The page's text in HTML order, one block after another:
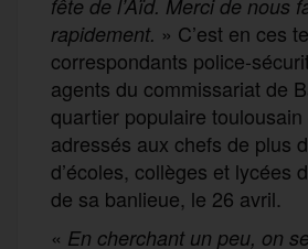
fête de l’Aïd. Merci de nous
rapidement. » C’est en ces
correspondants police-
agents du commissariat de
quartier populaire
adressés aux chefs de plus
d’écoles, collèges et lycées
de sa banlieue, le 26 avril.
« En cherchant un peu, on